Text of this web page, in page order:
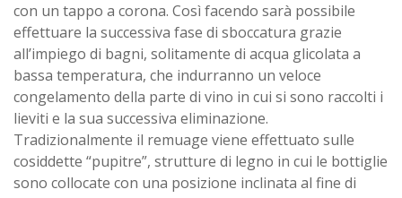
con un tappo a corona. Così facendo sarà possibile
effettuare la successiva fase di sboccatura grazie
all’impiego di bagni, solitamente di acqua glicolata a
bassa temperatura, che indurranno un veloce
congelamento della parte di vino in cui si sono raccolti i
lieviti e la sua successiva eliminazione.
Tradizionalmente il remuage viene effettuato sulle
cosiddette “pupitre”, strutture di legno in cui le bottiglie
sono collocate con una posizione inclinata al fine di